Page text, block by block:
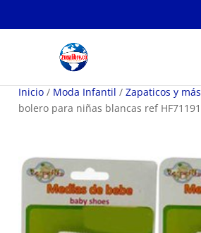
Inicio / Moda Infantil / Zapaticos y más
bolero para niñas blancas ref HF71191